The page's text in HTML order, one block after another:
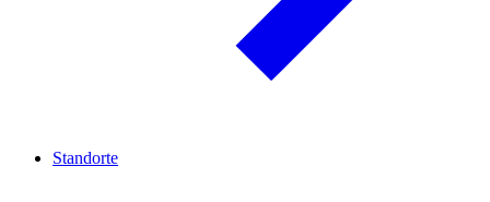
Standorte